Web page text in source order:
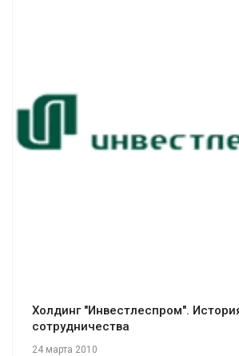
Холдинг "Инвестлеспром".
сотрудничества
24 марта 2010